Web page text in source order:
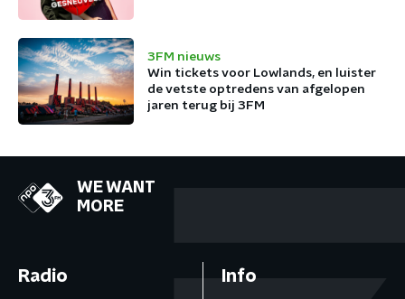
3FM nieuws
Win tickets voor Lowlands, en luister
de vetste optredens van afgelopen
jaren terug bij 3FM
WE WANT
MORE
Radio Info